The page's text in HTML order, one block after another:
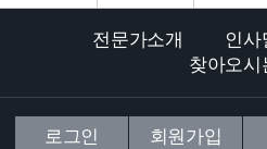
전문가소개 인사
찾아오시
로그인 회원가입